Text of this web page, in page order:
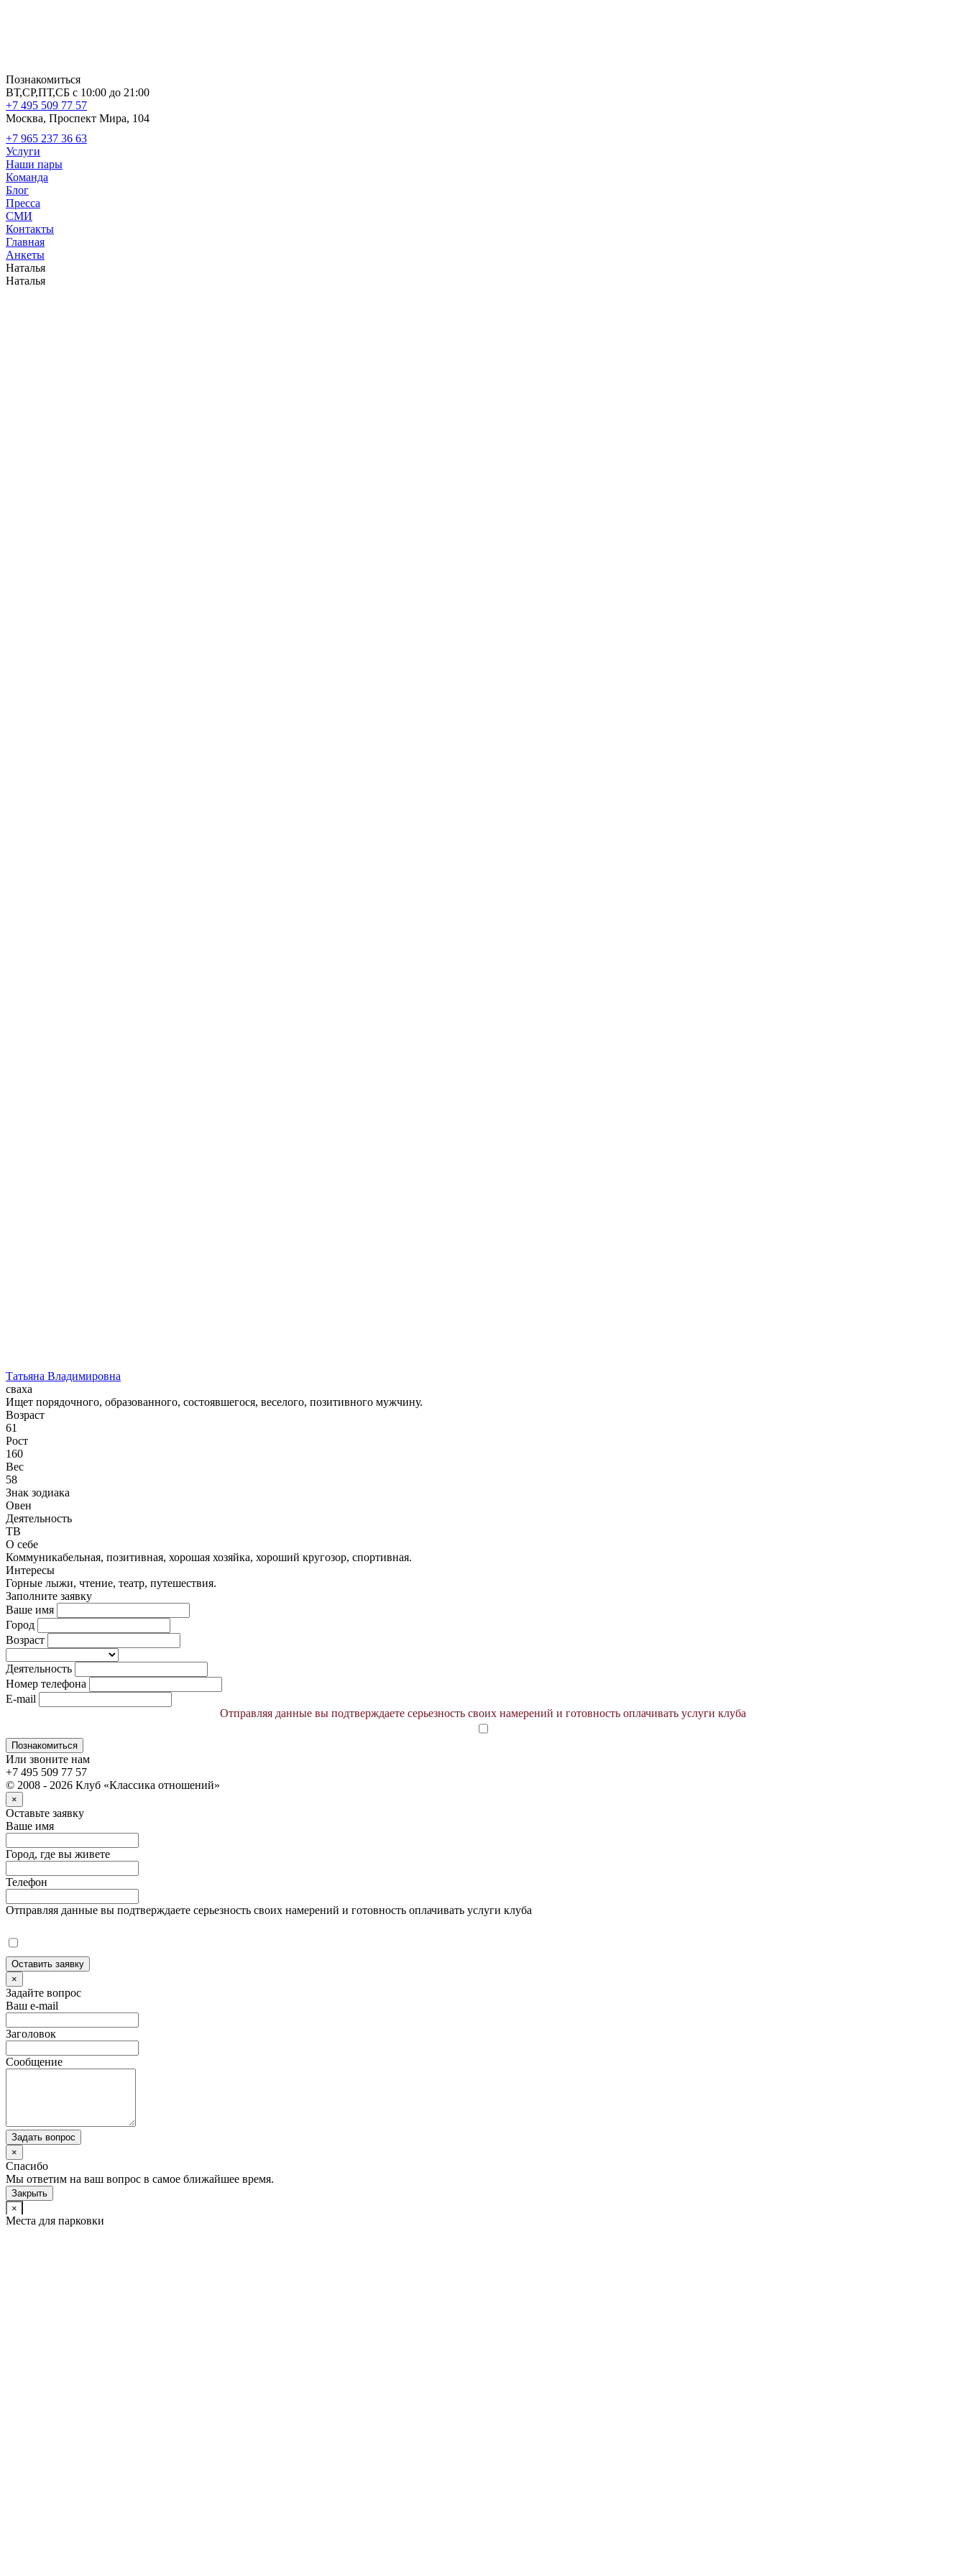
Познакомиться
ВТ,СР,ПТ,СБ с 10:00 до 21:00
+7 495 509 77 57
Москва, Проспект Мира, 104
+7 965 237 36 63
Услуги
Наши пары
Команда
Блог
Пресса
СМИ
Контакты
Главная
Анкеты
Наталья
Наталья
Татьяна Владимировна
сваха
Ищет порядочного, образованного, состоявшегося, веселого, позитивного мужчину.
Возраст
61
Рост
160
Вес
58
Знак зодиака
Овен
Деятельность
ТВ
О себе
Коммуникабельная, позитивная, хорошая хозяйка, хороший кругозор, спортивная.
Интересы
Горные лыжи, чтение, театр, путешествия.
Заполните заявку
Ваше имя
Город
Возраст
Деятельность
Номер телефона
E-mail
Отправляя данные вы подтверждаете серьезность своих намерений и готовность оплачивать услуги клуба
Познакомиться
Или звоните нам
+7 495 509 77 57
© 2008 - 2026 Клуб «Классика отношений»
×
Оставьте заявку
Ваше имя
Город, где вы живете
Телефон
Отправляя данные вы подтверждаете серьезность своих намерений и готовность оплачивать услуги клуба
Оставить заявку
×
Задайте вопрос
Ваш e-mail
Заголовок
Сообщение
Задать вопрос
×
Спасибо
Мы ответим на ваш вопрос в самое ближайшее время.
Закрыть
×
Места для парковки